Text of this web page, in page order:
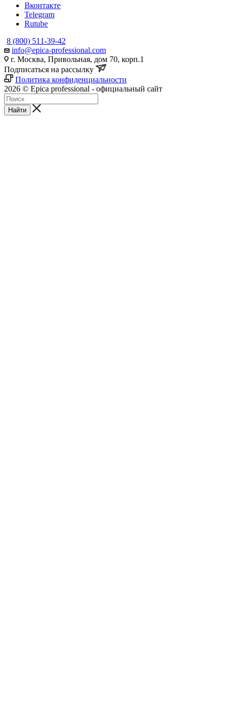
Вконтакте
Telegram
Rutube
8 (800) 511-39-42
info@epica-professional.com
г. Москва, Привольная, дом 70, корп.1
Подписаться на рассылку
Политика конфиденциальности
2026 © Epica professional - официальный сайт
Найти